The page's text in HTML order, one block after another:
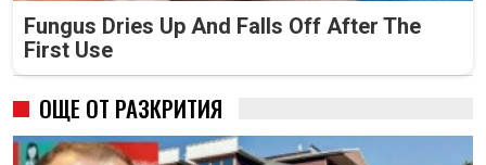
Fungus Dries Up And Falls Off After The
First Use
ОЩЕ ОТ РАЗКРИТИЯ